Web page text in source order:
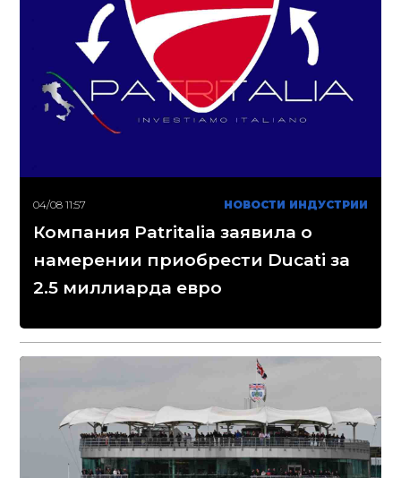
04/08 11:57 НОВОСТИ ИНДУСТРИИ
Компания Patritalia заявила о
намерении приобрести Ducati за
2.5 миллиарда евро